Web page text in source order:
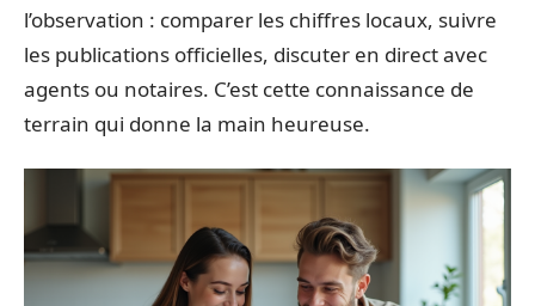
l’observation : comparer les chiffres locaux, suivre
les publications officielles, discuter en direct avec
agents ou notaires. C’est cette connaissance de
terrain qui donne la main heureuse.